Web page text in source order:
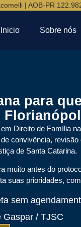
| AOB-PR
Inicio Sobre nós
para
Direito de Família
convivência,
de Santa Catarina.
muito antes do
suas prioridades,
sem
Gaspar / TJSC